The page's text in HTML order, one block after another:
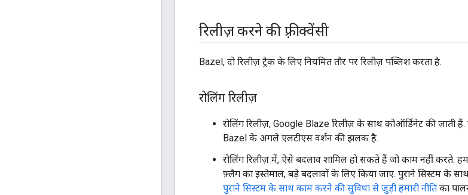
रिलीज़ करने की फ़्रीक्वेंसी
Bazel, दो रिलीज़ ट्रैक के लिए नियमित तौर पर रिलीज़ पब्लिश करता है.
रोलिंग रिलीज़
रोलिंग रिलीज़, Google Blaze रिलीज़ के साथ कोऑर्डिनेट की जाती
Bazel के अगले एलटीएस वर्शन की झलक है.
रोलिंग रिलीज़ में, ऐसे बदलाव शामिल हो सकते हैं जो काम नहीं करते.
फ़्लैग का इस्तेमाल, बड़े बदलावों के लिए किया जाए. पुराने सिस्टम के
पुराने सिस्टम के साथ काम करने की सुविधा से जुड़ी हमारी नीति का